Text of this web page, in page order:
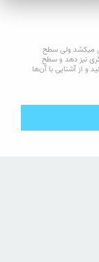
میکشد ولی سطح
نیز دهد و سطح
و از آشنایی با آن‌ها